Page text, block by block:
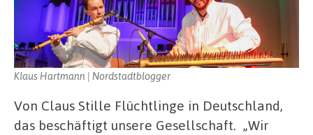
Klaus Hartmann | Nordstadtblogger
Von Claus Stille Flüchtlinge in Deutschland,
das beschäftigt unsere Gesellschaft. „Wir